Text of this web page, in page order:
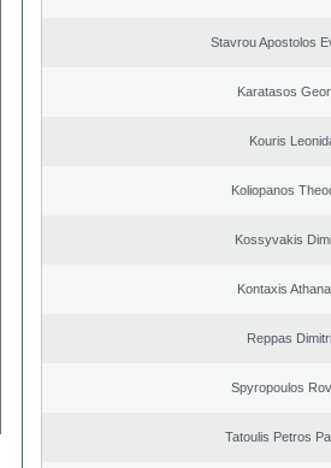
Stavrou Apostolos
Karatasos
Kouris
Koliopanos
Kossyvakis
Kontaxis
Reppas
Spyropoulos
Tatoulis Petros